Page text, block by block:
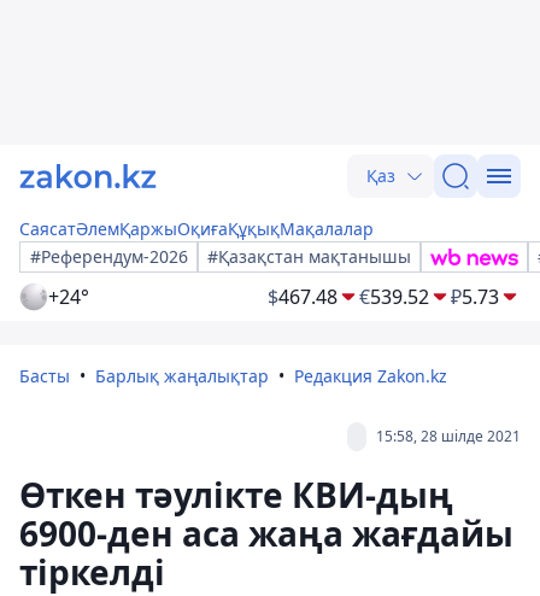
Қаз
СаясатӘлемҚаржыОқиғаҚұқықМақалалар
#Референдум-2026
#Қазақстан мақтанышы
+24° $467.48 €539.52 ₽5.73
Басты Барлық жаңалықтар Редакция Zakon.kz
15:58, 28 шілде 2021
Өткен тәулікте КВИ-дың
6900-ден аса жаңа жағдайы
тіркелді